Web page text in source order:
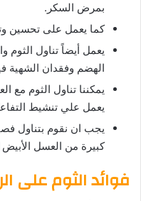
بمرض السكر.
كما يعمل على تحسين
يعمل أيضاً تناول
الهضم وفقدان
يمكننا تناول الثوم مع
يعمل علي تنشيط
يجب ان نقوم بتناول
كبيرة من العسل الأبيض
فوائد الثوم على